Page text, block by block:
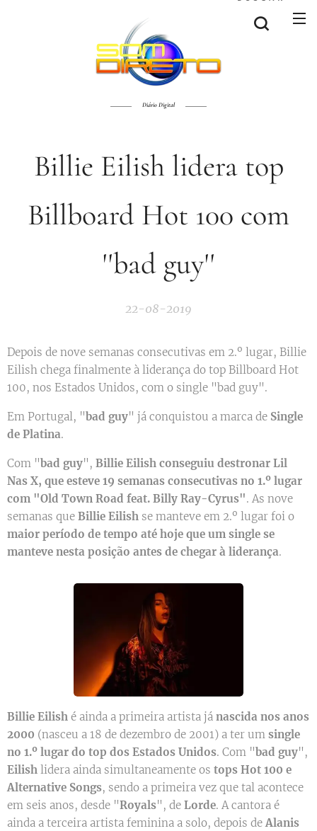
Diário Digital
Billie Eilish lidera top
Billboard Hot 100 com
''bad guy''
22-08-2019
Depois de nove semanas consecutivas em 2.º lugar, Billie
Eilish chega finalmente à liderança do top Billboard Hot
100, nos Estados Unidos, com o single "bad guy".
Em Portugal, "bad guy" já conquistou a marca de Single
de Platina.
Com "bad guy", Billie Eilish conseguiu destronar Lil
Nas X, que esteve 19 semanas consecutivas no 1.º lugar
com "Old Town Road feat. Billy Ray-Cyrus". As nove
semanas que Billie Eilish se manteve em 2.º lugar foi o
maior período de tempo até hoje que um single se
manteve nesta posição antes de chegar à liderança.
Billie Eilish é ainda a primeira artista já nascida nos anos
2000 (nasceu a 18 de dezembro de 2001) a ter um single
no 1.º lugar do top dos Estados Unidos. Com "bad guy",
Eilish lidera ainda simultaneamente os tops Hot 100 e
Alternative Songs, sendo a primeira vez que tal acontece
em seis anos, desde "Royals", de Lorde. A cantora é
ainda a terceira artista feminina a solo, depois deAlanis